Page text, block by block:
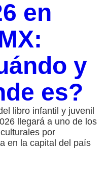
en
y
es?
libro infantil y juvenil
llegará a uno de los
por
en la capital del país